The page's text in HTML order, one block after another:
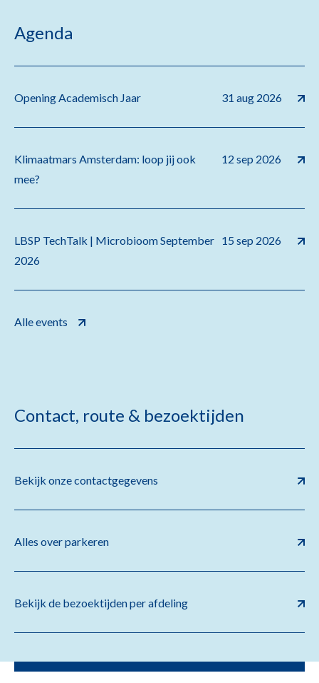
Agenda
Alle events
Opening Academisch Jaar 31 aug 2026
Klimaatmars Amsterdam: loop jij ook
mee?
12 sep 2026
LBSP TechTalk | Microbioom September
2026
15 sep 2026
Contact, route & bezoektijden
Bekijk onze contactgegevens
Alles over parkeren
Bekijk de bezoektijden per afdeling